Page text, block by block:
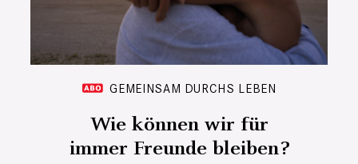
GEMEINSAM DURCHS LEBEN
Wie können wir für
immer Freunde bleiben?